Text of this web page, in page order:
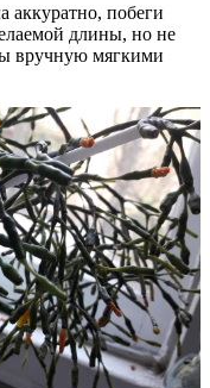
аккуратно, побеги
длины, но не
вручную мягкими